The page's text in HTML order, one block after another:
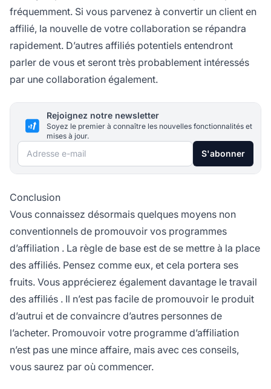
fréquemment. Si vous parvenez à convertir un client en
affilié, la nouvelle de votre collaboration se répandra
rapidement. D’autres affiliés potentiels entendront
parler de vous et seront très probablement intéressés
par une collaboration également.
Rejoignez notre newsletter
Soyez le premier à connaître les nouvelles fonctionnalités et
mises à jour.
Adresse e-mail S'abonner
Conclusion
Vous connaissez désormais quelques moyens non
conventionnels de promouvoir vos programmes
d’affiliation . La règle de base est de se mettre à la place
des affiliés. Pensez comme eux, et cela portera ses
fruits. Vous apprécierez également davantage le travail
des affiliés . Il n’est pas facile de promouvoir le produit
d’autrui et de convaincre d’autres personnes de
l’acheter. Promouvoir votre programme d’affiliation
n’est pas une mince affaire, mais avec ces conseils,
vous saurez par où commencer.